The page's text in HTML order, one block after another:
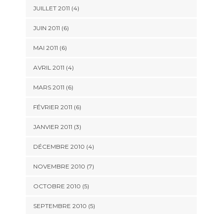
JUILLET 2011 (4)
JUIN 2011 (6)
MAI 2011 (6)
AVRIL 2011 (4)
MARS 2011 (6)
FÉVRIER 2011 (6)
JANVIER 2011 (3)
DÉCEMBRE 2010 (4)
NOVEMBRE 2010 (7)
OCTOBRE 2010 (5)
SEPTEMBRE 2010 (5)